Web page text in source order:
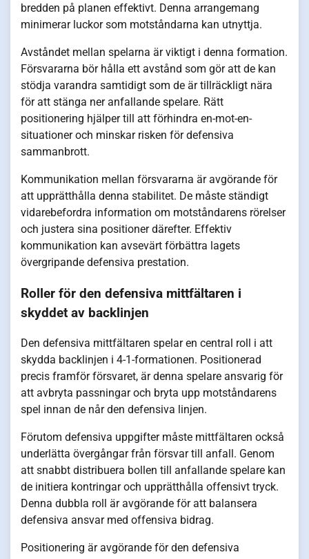
bredden på planen effektivt. Denna arrangemang
minimerar luckor som motståndarna kan utnyttja.
Avståndet mellan spelarna är viktigt i denna formation.
Försvararna bör hålla ett avstånd som gör att de kan
stödja varandra samtidigt som de är tillräckligt nära
för att stänga ner anfallande spelare. Rätt
positionering hjälper till att förhindra en-mot-en-
situationer och minskar risken för defensiva
sammanbrott.
Kommunikation mellan försvararna är avgörande för
att upprätthålla denna stabilitet. De måste ständigt
vidarebefordra information om motståndarens rörelser
och justera sina positioner därefter. Effektiv
kommunikation kan avsevärt förbättra lagets
övergripande defensiva prestation.
Roller för den defensiva mittfältaren i
skyddet av backlinjen
Den defensiva mittfältaren spelar en central roll i att
skydda backlinjen i 4-1-formationen. Positionerad
precis framför försvaret, är denna spelare ansvarig för
att avbryta passningar och bryta upp motståndarens
spel innan de når den defensiva linjen.
Förutom defensiva uppgifter måste mittfältaren också
underlätta övergångar från försvar till anfall. Genom
att snabbt distribuera bollen till anfallande spelare kan
de initiera kontringar och upprätthålla offensivt tryck.
Denna dubbla roll är avgörande för att balansera
defensiva ansvar med offensiva bidrag.
Positionering är avgörande för den defensiva